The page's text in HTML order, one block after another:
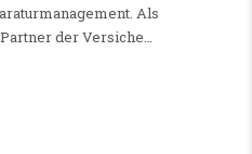
Als
der Versiche…